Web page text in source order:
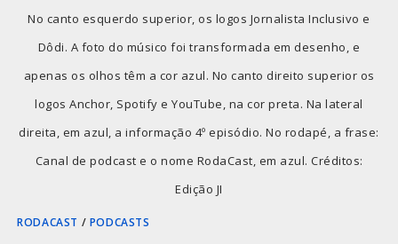
No canto esquerdo superior, os logos Jornalista Inclusivo e
Dôdi. A foto do músico foi transformada em desenho, e
apenas os olhos têm a cor azul. No canto direito superior os
logos Anchor, Spotify e YouTube, na cor preta. Na lateral
direita, em azul, a informação 4º episódio. No rodapé, a frase:
Canal de podcast e o nome RodaCast, em azul. Créditos:
Edição JI
RODACAST / PODCASTS